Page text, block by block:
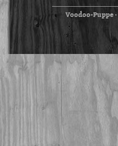
Voodoo-Puppe⋅